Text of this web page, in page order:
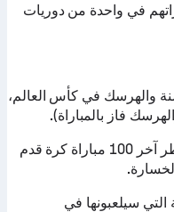
في واحدة من دوريات
والهرسك في كأس العالم،
تعرض علامة تبويب مواعيد مباريات قطر آخر 100 مباراة كرة قدم
سيلعبونها في